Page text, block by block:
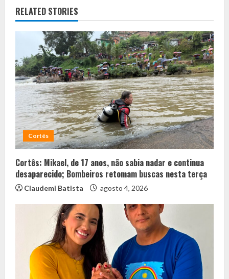
RELATED STORIES
Cortês
Cortês: Mikael, de 17 anos, não sabia nadar e continua
desaparecido; Bombeiros retomam buscas nesta terça
Claudemi Batista agosto 4, 2026